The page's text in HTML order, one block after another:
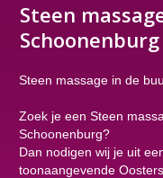
Steen
Schoonenburg
Steen massage in de
Zoek je een Steen
Schoonenburg?
Dan nodigen wij je uit
toonaangevende